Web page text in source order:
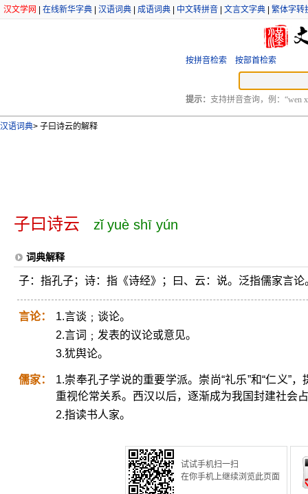
汉文学网 在线新华字典 汉语词典 成语词典 中文转拼音 文言文字典 繁体字转
按拼音检索 按部首检索
提示： 支持拼音查询，例：“wen
汉语词典> 子曰诗云的解释
子曰诗云 zǐ yuè shī yún
词典解释
子：指孔子；诗：指《诗经》；曰、云：说。泛指儒家言论
言论：
1.言谈﹔谈论。
2.言词﹔发表的议论或意见。
3.犹舆论。
儒家：
1.崇奉孔子学说的重要学派。崇尚“礼乐”和“仁义”，
重视伦常关系。西汉以后，逐渐成为我国封建社会
2.指读书人家。
试试手机扫一扫
在你手机上继续浏览此页面